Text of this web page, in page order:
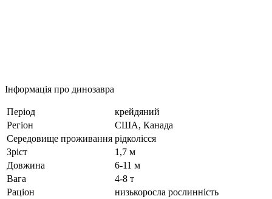
Інформація про динозавра
Період
крейдяний
Регіон
США, Канада
Середовище проживання рідколісся
Зріст
1,7 м
Довжина
6-11 м
Вага
4-8 т
Раціон
низькоросла рослинність